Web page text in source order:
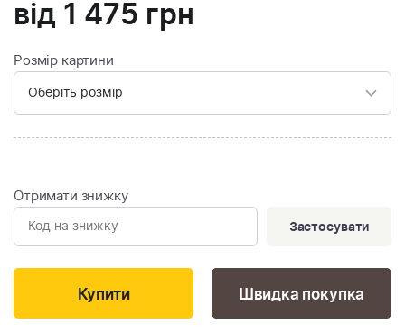
від 1 475 грн
Розмір картини
Отримати знижку
Застосувати
Швидка покупка